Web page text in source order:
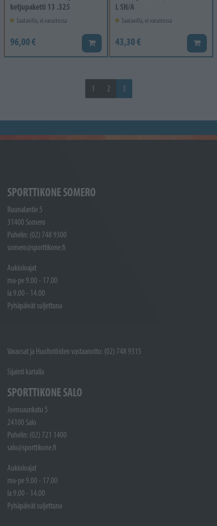
ketjupaketti 13 .325
Saatavilla, ei varastossa
96,00 € Lisää koriin
L SN/A
Saatavilla, ei varastossa
43,30 € Lisää
1 2 3
SPORTTIKONE SOMERO
Ruunalantie 5
31400 Somero
Puhelin: (02) 748 9300
somero@sporttikone.fi
Aukioloajat
ma-pe 9.00 - 17.00
la 9.00 - 14.00
Pyhäpäivät suljettuna
Varaosat ja Huoltotöiden vastaanotto: (02) 748 9315
Sijainti kartalla
SPORTTIKONE SALO
Joensuunkatu 5
24100 Salo
Puhelin: (02) 721 1400
salo@sporttikone.fi
Aukioloajat
ma-pe 9.00 - 17.00
la 9.00 - 14.00
Pyhäpäivät suljettuna